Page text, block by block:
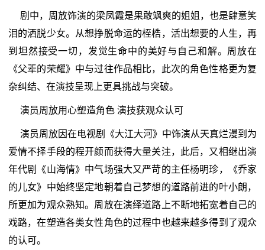
剧中，周放饰演的梁凤霞是果敢飒爽的姐姐，也是肆意笑
泪的洒脱少女。从想挣脱命运的桎梏，活出想要的人生，再
到坦然接受一切，发觉生命中的美好与自己和解。周放在
《父辈的荣耀》中与过往作品相比，此次的角色性格更为复
杂纠结、在演技呈现上更具挑战与突破。
演员周放用心塑造角色 演技获观众认可
演员周放因在电视剧《大江大河》中饰演从天真烂漫到为
爱情不择手段的程开颜而获得大量关注，此后，又相继出演
年代剧《山海情》中气场强大又严苛的主任杨明珍，《乔家
的儿女》中始终坚定地朝着自己梦想的道路前进的叶小朗，
所更加为观众熟知。周放在演绎道路上不断地拓宽着自己的
戏路，在塑造各类女性角色的过程中也越来越多得到了观众
的认可。